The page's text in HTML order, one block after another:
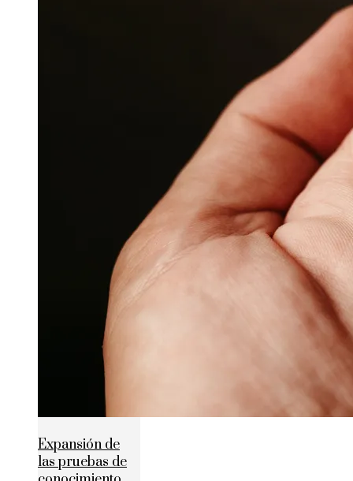
Expansión de
las pruebas de